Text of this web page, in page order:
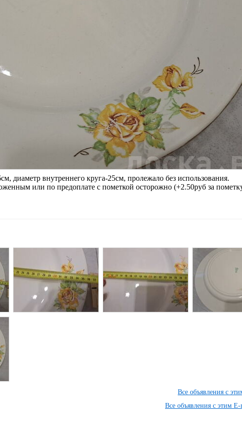
диаметр внутреннего круга-25см, пролежало без использования.
или по предоплате с пометкой осторожно (+2.50руб за
Все объявления с
Все объявления с этим